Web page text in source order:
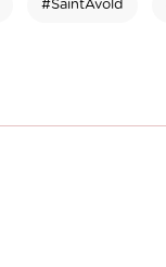
#SaintAvold